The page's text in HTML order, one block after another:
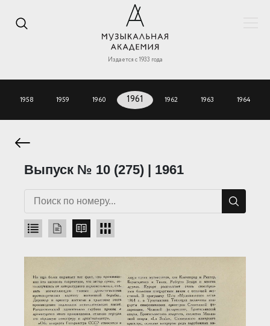
Издается с 1933 года
1958 1959 1960 1961 1962 1963 1964
Выпуск № 10 (275) | 1961